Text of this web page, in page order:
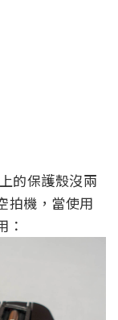
的保護殼沒兩
拍機，當使用
：